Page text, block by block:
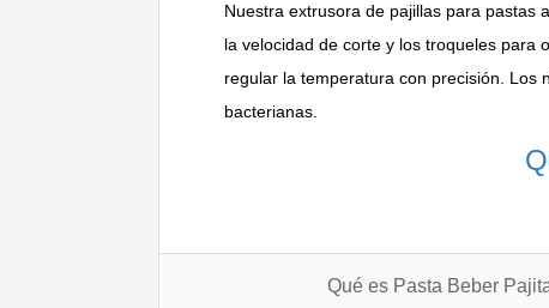
Nuestra extrusora de pajillas para pastas
la velocidad de corte y los troqueles para
regular la temperatura con precisión. Los
bacterianas.
Qué es Pasta Beber